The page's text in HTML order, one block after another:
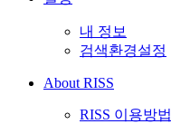
내 정보
검색환경설정
About RISS
RISS 이용방법